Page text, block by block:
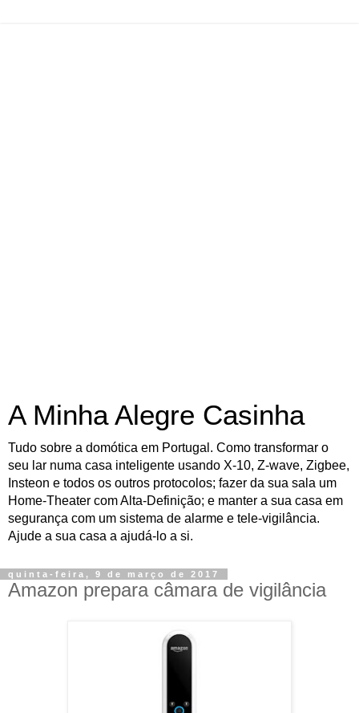
A Minha Alegre Casinha
Tudo sobre a domótica em Portugal. Como transformar o
seu lar numa casa inteligente usando X-10, Z-wave, Zigbee,
Insteon e todos os outros protocolos; fazer da sua sala um
Home-Theater com Alta-Definição; e manter a sua casa em
segurança com um sistema de alarme e tele-vigilância.
Ajude a sua casa a ajudá-lo a si.
quinta-feira, 9 de março de 2017
Amazon prepara câmara de vigilância